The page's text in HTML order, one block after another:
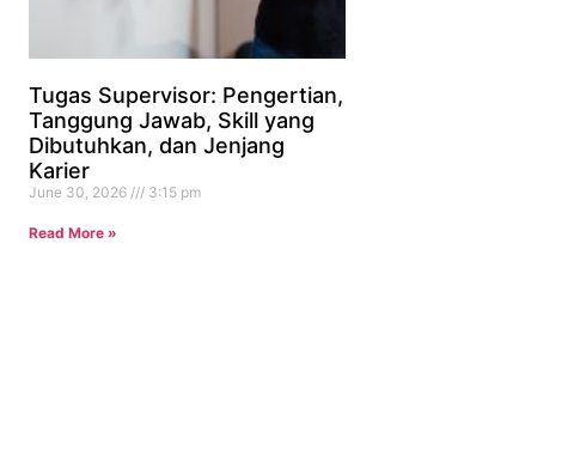
Tugas Supervisor: Pengertian,
Tanggung Jawab, Skill yang
Dibutuhkan, dan Jenjang
Karier
June 30, 2026 3:15 pm
Read More »